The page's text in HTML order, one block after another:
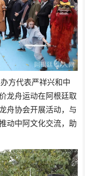
方代表严祥兴和中
龙舟运动在阿根廷取
舟协会开展活动，与
动中阿文化交流，助